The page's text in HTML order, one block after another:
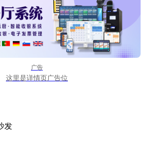
广告
这里是详情页广告位
发